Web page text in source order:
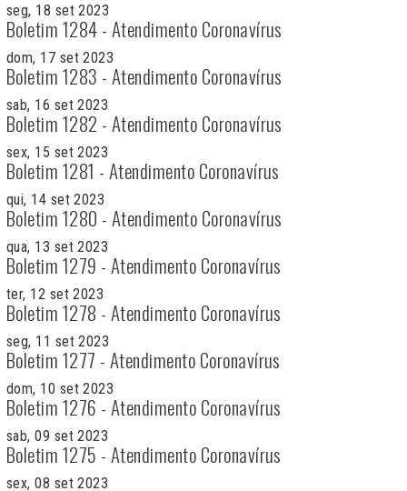
seg, 18 set 2023
Boletim 1284 - Atendimento Coronavírus
dom, 17 set 2023
Boletim 1283 - Atendimento Coronavírus
sab, 16 set 2023
Boletim 1282 - Atendimento Coronavírus
sex, 15 set 2023
Boletim 1281 - Atendimento Coronavírus
qui, 14 set 2023
Boletim 1280 - Atendimento Coronavírus
qua, 13 set 2023
Boletim 1279 - Atendimento Coronavírus
ter, 12 set 2023
Boletim 1278 - Atendimento Coronavírus
seg, 11 set 2023
Boletim 1277 - Atendimento Coronavírus
dom, 10 set 2023
Boletim 1276 - Atendimento Coronavírus
sab, 09 set 2023
Boletim 1275 - Atendimento Coronavírus
sex, 08 set 2023